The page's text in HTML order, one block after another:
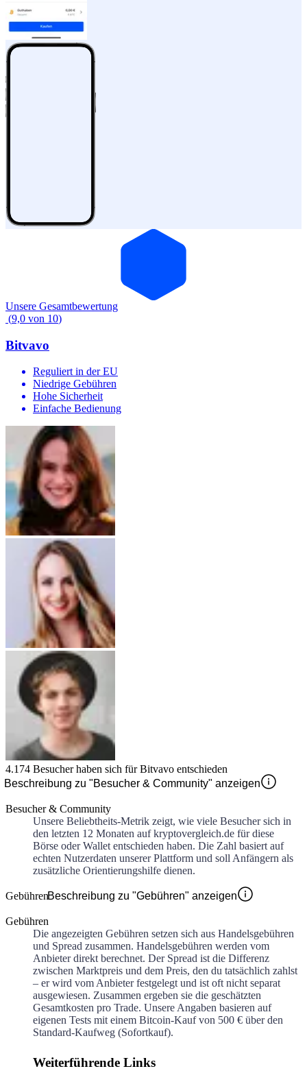
Unsere Gesamtbewertung
(9,0 von 10)
Bitvavo
Reguliert in der EU
Niedrige Gebühren
Hohe Sicherheit
Einfache Bedienung
4.174 Besucher haben sich fürBitvavo entschieden
Beschreibung zu "Besucher & Community" anzeigen
Besucher & Community
Unsere Beliebtheits-Metrik zeigt, wie viele Besucher sich in
den letzten 12 Monaten auf kryptovergleich.de für diese
Börse oder Wallet entschieden haben. Die Zahl basiert auf
echten Nutzerdaten unserer Plattform und soll Anfängern als
zusätzliche Orientierungshilfe dienen.
GebührenBeschreibung zu "Gebühren" anzeigen
Gebühren
Die angezeigten Gebühren setzen sich aus Handelsgebühren
und Spread zusammen. Handelsgebühren werden vom
Anbieter direkt berechnet. Der Spread ist die Differenz
zwischen Marktpreis und dem Preis, den du tatsächlich zahlst
– er wird vom Anbieter festgelegt und ist oft nicht separat
ausgewiesen. Zusammen ergeben sie die geschätzten
Gesamtkosten pro Trade. Unsere Angaben basieren auf
eigenen Tests mit einem Bitcoin-Kauf von 500 € über den
Standard-Kaufweg (Sofortkauf).
Weiterführende Links